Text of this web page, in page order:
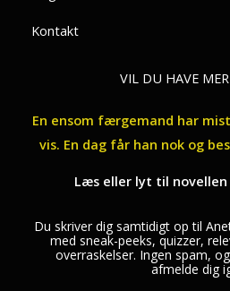
Kontakt
VIL DU HAVE
En ensom færgemand har
vis. En dag får han nok og
Læs eller lyt til novellen
Du skriver dig samtidigt op til
med sneak-peeks, quizzer,
overraskelser. Ingen spam,
afmelde dig